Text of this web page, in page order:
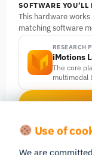
SOFTWARE YOU’LL
This hardware
matching software
RESEARCH
iMotions
The core
multimodal
Compare products →
Use of
We are